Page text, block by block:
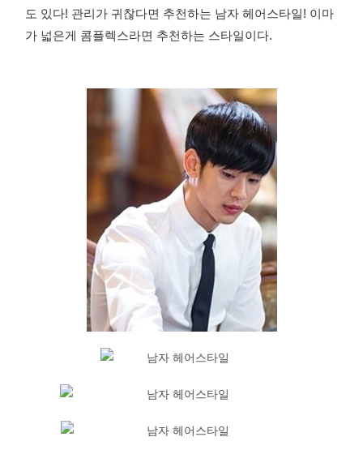
도 있다! 관리가 귀찮다면 추천하는 남자 헤어스타일! 이마
가 넓은게 콤플렉스라면 추천하는 스타일이다.